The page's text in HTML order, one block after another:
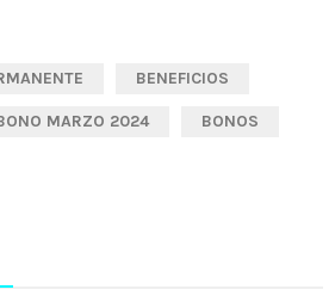
BENEFICIOS
MARZO 2024 BONOS